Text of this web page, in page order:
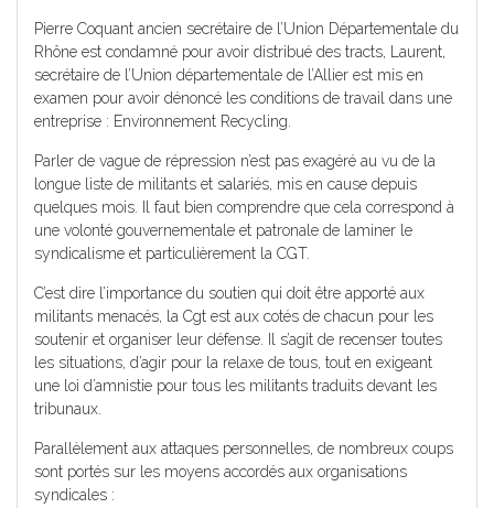
Pierre Coquant ancien secrétaire de l’Union Départementale du
Rhône est condamné pour avoir distribué des tracts, Laurent,
secrétaire de l’Union départementale de l’Allier est mis en
examen pour avoir dénoncé les conditions de travail dans une
entreprise : Environnement Recycling.
Parler de vague de répression n’est pas exagéré au vu de la
longue liste de militants et salariés, mis en cause depuis
quelques mois. Il faut bien comprendre que cela correspond à
une volonté gouvernementale et patronale de laminer le
syndicalisme et particulièrement la CGT.
C’est dire l’importance du soutien qui doit être apporté aux
militants menacés, la Cgt est aux cotés de chacun pour les
soutenir et organiser leur défense. Il s’agit de recenser toutes
les situations, d’agir pour la relaxe de tous, tout en exigeant
une loi d’amnistie pour tous les militants traduits devant les
tribunaux.
Parallèlement aux attaques personnelles, de nombreux coups
sont portés sur les moyens accordés aux organisations
syndicales :